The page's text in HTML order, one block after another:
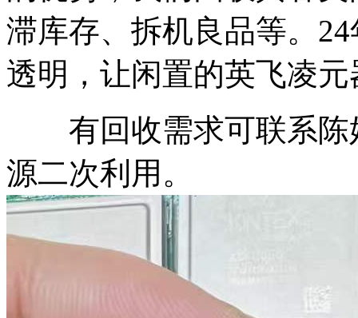
滞库存、拆机良品等。
透明，让闲置的英飞凌
有回收需求可联系陈
源二次利用。